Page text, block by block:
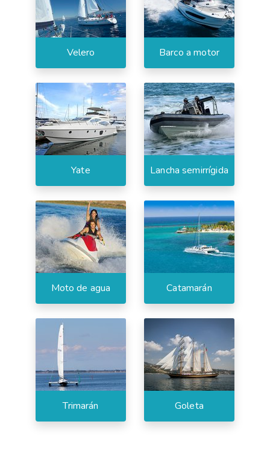
Velero Barco a motor
Yate Lancha semirrígida
Moto de agua Catamarán
Trimarán Goleta